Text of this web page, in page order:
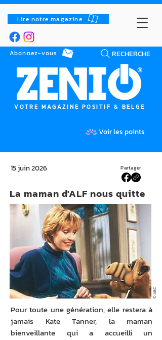
Lire notre magazine
RECHERCHE
Abonnez-vous
VOTRE MAGAZINE POSITIF & BELGE
Voir les points
Partager
15 juin 2026
La maman d'ALF nous quitte
© ABC
Pour toute une génération, elle restera à
jamais Kate Tanner, la maman
bienveillante qui a accueilli un